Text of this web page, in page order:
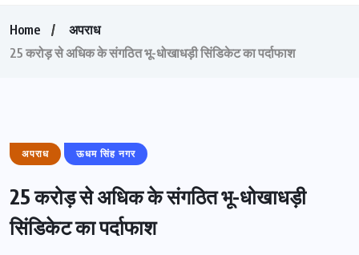
Home
अपराध
25 करोड़ से अधिक के संगठित भू-धोखाधड़ी सिंडिकेट का पर्दाफाश
अपराध ऊधम सिंह नगर
25 करोड़ से अधिक के संगठित भू-धोखाधड़ी
सिंडिकेट का पर्दाफाश